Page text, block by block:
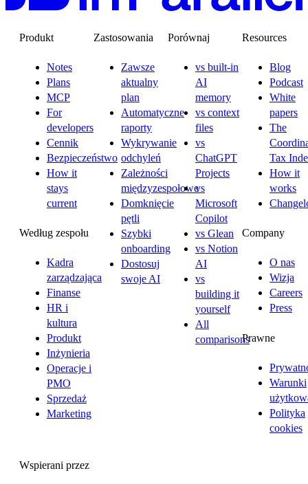
Produkt
Notes
Plans
MCP
For
developers
Cennik
Bezpieczeństwo
How it
stays
current
Według zespołu
Kadra
zarządzająca
Finanse
HR i
kultura
Produkt
Inżynieria
Operacje i
PMO
Sprzedaż
Marketing
Zastosowania
Zawsze
aktualny
plan
Automatyczne
raporty
Wykrywanie
odchyleń
Zależności
międzyzespołowe
Domknięcie
pętli
Szybki
onboarding
Dostosuj
swoje AI
Porównaj
vs built-in
AI
memory
vs context
files
vs
ChatGPT
Projects
vs
Microsoft
Copilot
vs Glean
vs Notion
AI
vs
building it
yourself
All
comparisons
Resources
Blog
Podcast
White
papers
The
Tax
How it
works
Company
O nas
Wizja
Careers
Press
Prawne
Warunki
Polityka
cookies
Wspierani przez